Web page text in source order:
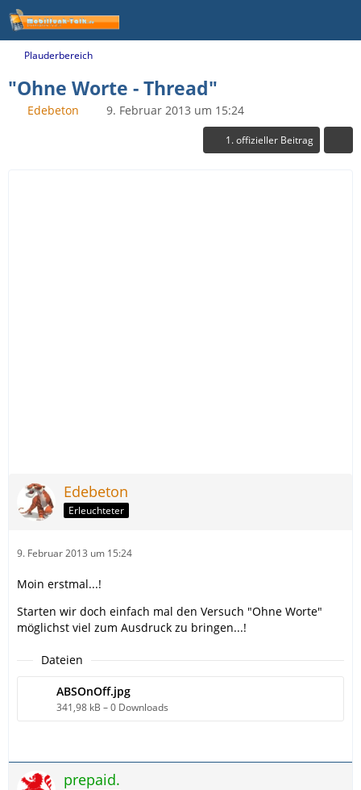
Plauderbereich
"Ohne Worte - Thread"
Edebeton 9. Februar 2013 um 15:24
1. offizieller Beitrag
Edebeton
Erleuchteter
9. Februar 2013 um 15:24
Moin erstmal...!
Starten wir doch einfach mal den Versuch "Ohne Worte"
möglichst viel zum Ausdruck zu bringen...!
Dateien
ABSOnOff.jpg
341,98 kB – 0 Downloads
prepaid.